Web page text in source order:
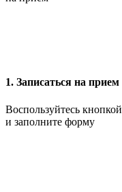
1. Записаться на прием
Воспользуйтесь кнопкой
и заполните форму